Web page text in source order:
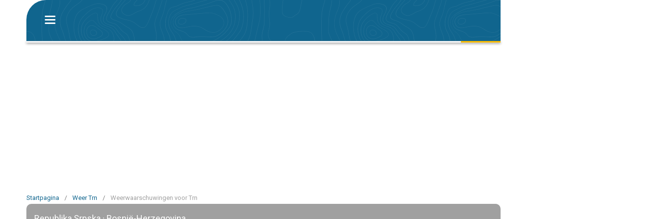
Startpagina / Weer Trn / Weerwaarschuwingen voor Trn